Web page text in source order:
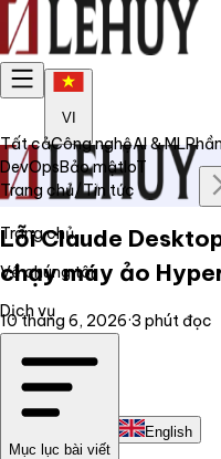
VI
Trang chủ
Về chúng tôi
Dịch vụ
Liên hệ
English
Tất cảCông nghệAI & ML
DevOpsBảo mậtIoT
Trang chủ/Tin tức
Lỗi Claude
chạy máy ảo
10 tháng 6, 2026·3 phút đọc
Mục lục bài viết